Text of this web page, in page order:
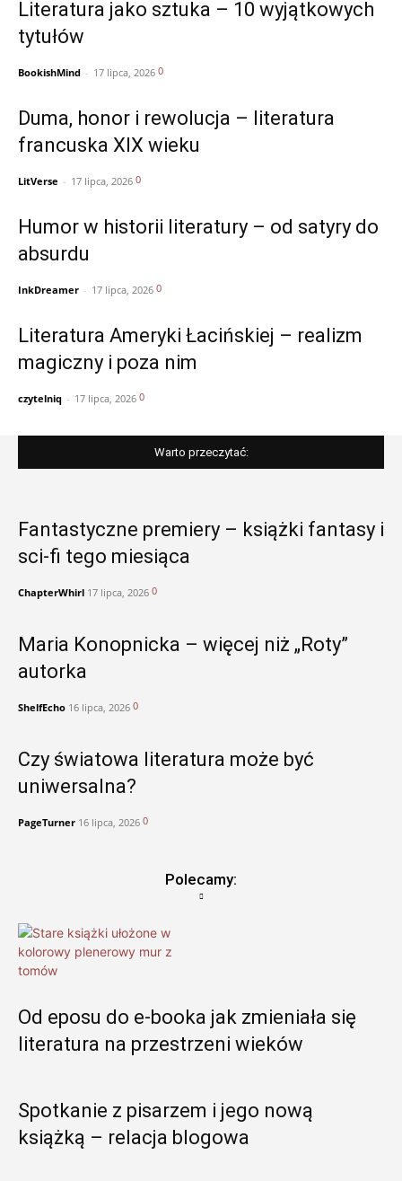
Literatura jako sztuka – 10 wyjątkowych
tytułów
BookishMind - 17 lipca, 2026 0
Duma, honor i rewolucja – literatura
francuska XIX wieku
LitVerse - 17 lipca, 2026 0
Humor w historii literatury – od satyry do
absurdu
InkDreamer - 17 lipca, 2026 0
Literatura Ameryki Łacińskiej – realizm
magiczny i poza nim
czytelniq - 17 lipca, 2026 0
Warto przeczytać:
Fantastyczne premiery – książki fantasy i
sci-fi tego miesiąca
ChapterWhirl 17 lipca, 2026 0
Maria Konopnicka – więcej niż „Roty”
autorka
ShelfEcho 16 lipca, 2026 0
Czy światowa literatura może być
uniwersalna?
PageTurner 16 lipca, 2026 0
Polecamy:
Od eposu do e-booka jak zmieniała się
literatura na przestrzeni wieków
Spotkanie z pisarzem i jego nową
książką – relacja blogowa